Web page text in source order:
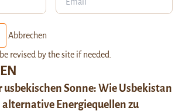
usbekischen Sonne: Wie Usbekistan
alternative Energiequellen zu
Abbrechen
revised by the site if needed.